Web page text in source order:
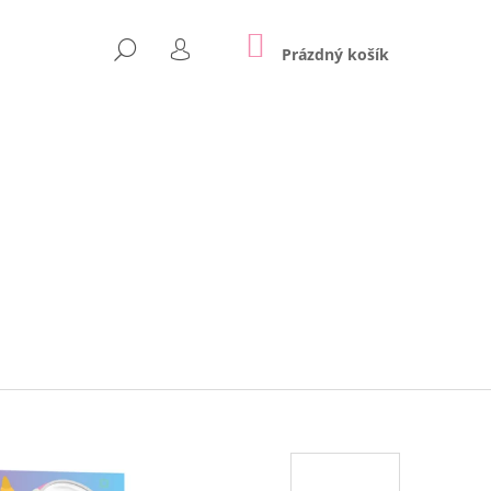
HLEDAT
PŘIHLÁŠENÍ
NÁKUPNÍ
KOŠÍK
Prázdný košík
| LILY GREY